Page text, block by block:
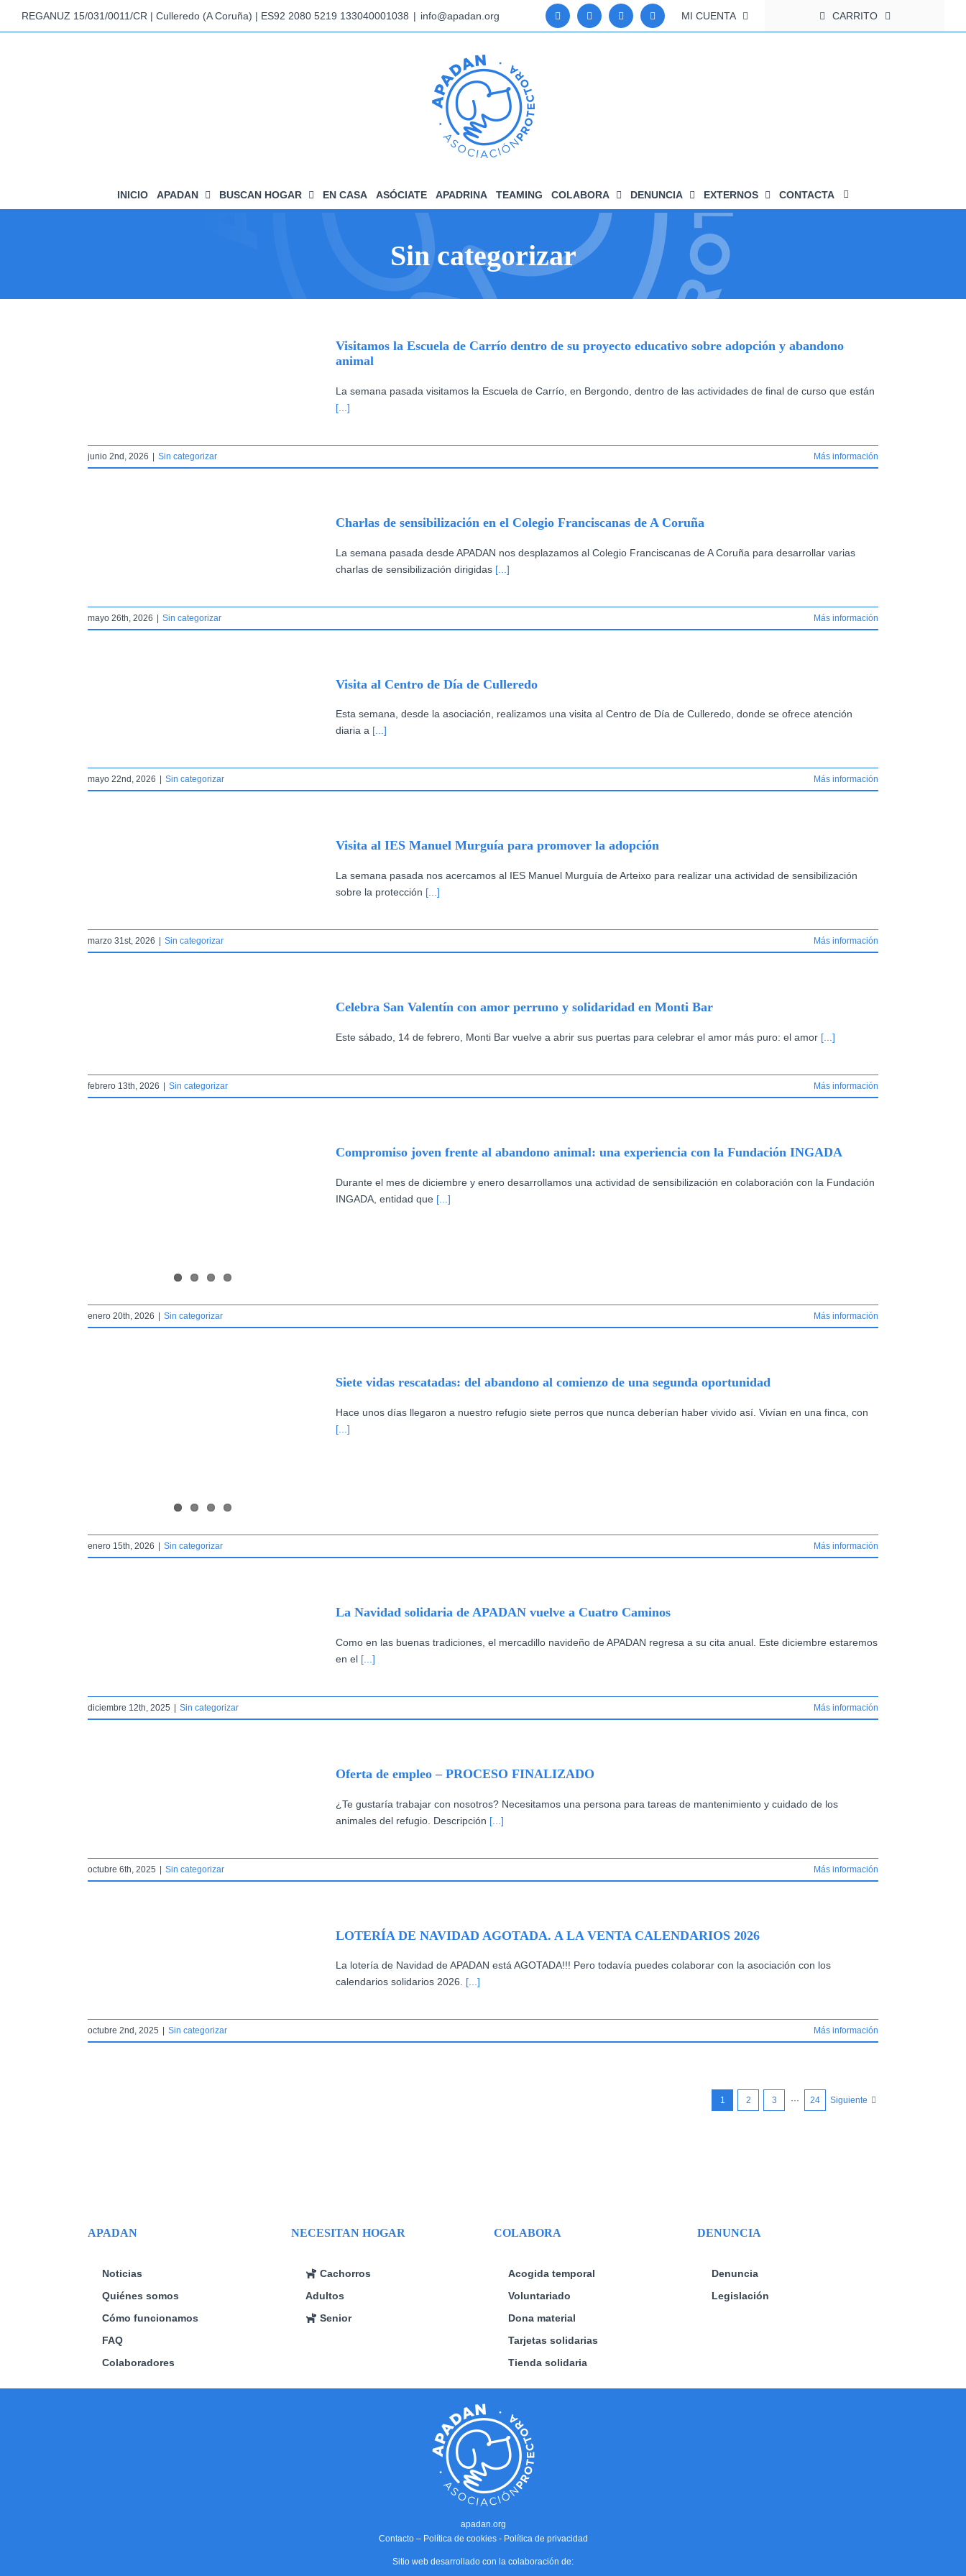
REGANUZ 15/031/0011/CR | Culleredo (A Coruña) | ES92 2080 5219 133040001038 | info@apadan.org MI CUENTA CARRITO
INICIO APADAN BUSCAN HOGAR EN CASA ASÓCIATE APADRINA TEAMING COLABORA DENUNCIA EXTERNOS CONTACTA
Sin categorizar
Visitamos la Escuela de Carrío dentro de su proyecto educativo sobre adopción y abandono
animal
La semana pasada visitamos la Escuela de Carrío, en Bergondo, dentro de las actividades de final de curso que están
[...]
junio 2nd, 2026 | Sin categorizar Más información
Charlas de sensibilización en el Colegio Franciscanas de A Coruña
La semana pasada desde APADAN nos desplazamos al Colegio Franciscanas de A Coruña para desarrollar varias
charlas de sensibilización dirigidas [...]
mayo 26th, 2026 | Sin categorizar Más información
Visita al Centro de Día de Culleredo
Esta semana, desde la asociación, realizamos una visita al Centro de Día de Culleredo, donde se ofrece atención
diaria a [...]
mayo 22nd, 2026 Sin categorizar Más información
Visita al IES Manuel Murguía para promover la adopción
La semana pasada nos acercamos al IES Manuel Murguía de Arteixo para realizar una actividad de sensibilización
sobre la protección [...]
marzo 31st, 2026 Sin categorizar Más información
Celebra San Valentín con amor perruno y solidaridad en Monti Bar
Este sábado, 14 de febrero, Monti Bar vuelve a abrir sus puertas para celebrar el amor más puro: el amor [...]
febrero 13th, 2026 Sin categorizar Más información
Compromiso joven frente al abandono animal: una experiencia con la Fundación INGADA
Durante el mes de diciembre y enero desarrollamos una actividad de sensibilización en colaboración con la Fundación
INGADA, entidad que [...]
enero 20th, 2026 Sin categorizar Más información
Siete vidas rescatadas: del abandono al comienzo de una segunda oportunidad
Hace unos días llegaron a nuestro refugio siete perros que nunca deberían haber vivido así. Vivían en una finca, con
[...]
enero 15th, 2026 Sin categorizar Más información
La Navidad solidaria de APADAN vuelve a Cuatro Caminos
Como en las buenas tradiciones, el mercadillo navideño de APADAN regresa a su cita anual. Este diciembre estaremos
en el [...]
diciembre 12th, 2025 | Sin categorizar Más información
Oferta de empleo – PROCESO FINALIZADO
¿Te gustaría trabajar con nosotros? Necesitamos una persona para tareas de mantenimiento y cuidado de los
animales del refugio. Descripción [...]
octubre 6th, 2025 | Sin categorizar Más información
LOTERÍA DE NAVIDAD AGOTADA. A LA VENTA CALENDARIOS 2026
La lotería de Navidad de APADAN está AGOTADA!!! Pero todavía puedes colaborar con la asociación con los
calendarios solidarios 2026. [...]
octubre 2nd, 2025 Sin categorizar Más información
1 2 3 ··· 24 Siguiente
APADAN
Noticias
Quiénes somos
Cómo funcionamos
FAQ
Colaboradores
NECESITAN HOGAR
Cachorros
Adultos
Senior
COLABORA
Acogida temporal
Voluntariado
Dona material
Tarjetas solidarias
Tienda solidaria
DENUNCIA
Denuncia
Legislación
apadan.org
Contacto– Política de cookies- Política de privacidad
Sitio web desarrollado con la colaboración de: